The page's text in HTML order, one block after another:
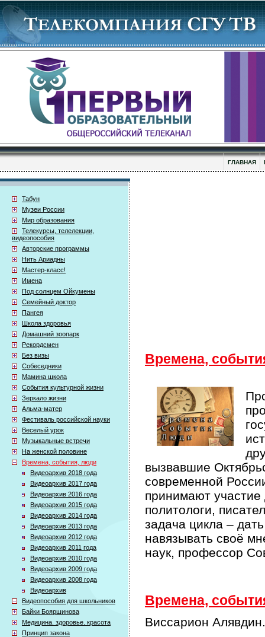
ГЛАВНАЯ
Табун
Музеи России
Мир образования
Телекурсы, телелекции,
видеопособия
Авторские программы
Нить Ариадны
Мастер-класс!
Имена
Под солнцем Ойкумены
Семейный доктор
Пангея
Школа здоровья
Домашний зоопарк
Рекордсмен
Без визы
Собеседники
Мамина школа
События культурной жизни
Зеркало жизни
Альма-матер
Фестиваль российской науки
Веселый урок
Музыкальные встречи
На женской половине
Времена, события, люди
Видеоархив 2018 года
Видеоархив 2017 года
Видеоархив 2016 года
Видеоархив 2015 года
Видеоархив 2014 года
Видеоархив 2013 года
Видеоархив 2012 года
Видеоархив 2011 года
Видеоархив 2010 года
Видеоархив 2009 года
Видеоархив 2008 года
Видеоархив
Видеопособия для школьников
Байки Бояршинова
Медицина. здоровье. красота
Принцип закона
Времена,
вызвавшие
современной
принимают участие
политологи,
задача цикла –
навязывать своё
наук, профессор
Времена,
Виссарион